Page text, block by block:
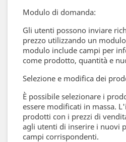
Modulo di domanda:
Gli utenti possono inviare
prezzo utilizzando un
modulo include campi per
come prodotto, quantità e
Selezione e modifica dei
È possibile selezionare i
essere modificati in massa.
prodotti con i prezzi di
agli utenti di inserire i nuovi
campi corrispondenti.